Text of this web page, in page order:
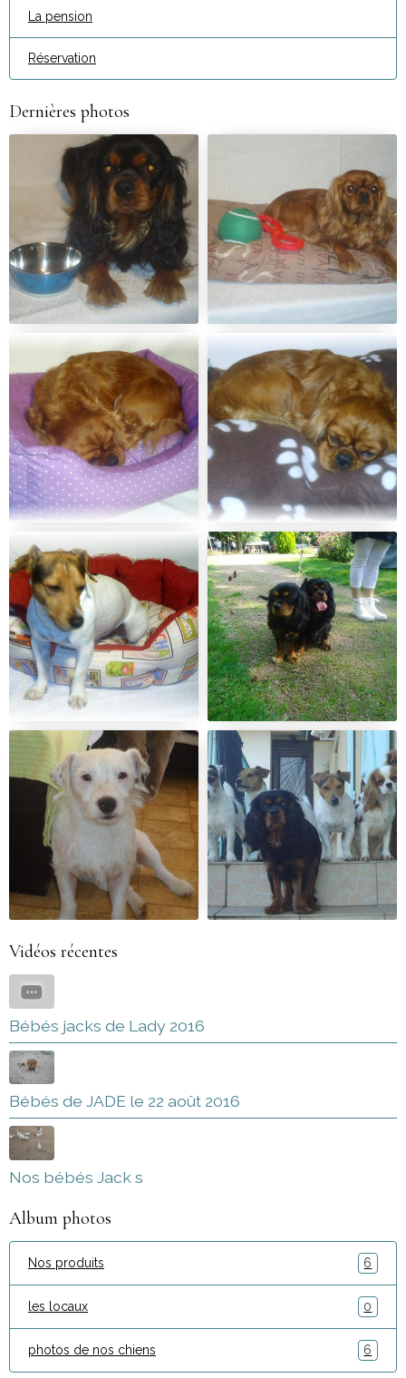
La pension
Réservation
Dernières photos
Vidéos récentes
Bébés jacks de Lady 2016
Bébés de JADE le 22 août 2016
Nos bébés Jack s
Album photos
Nos produits 6
les locaux 0
photos de nos chiens 6